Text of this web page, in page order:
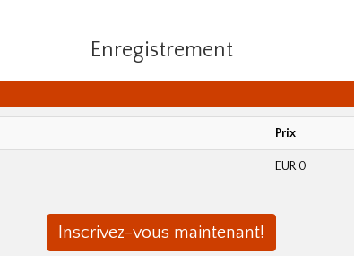
Enregistrement
Prix
EUR 0
Inscrivez-vous maintenant!